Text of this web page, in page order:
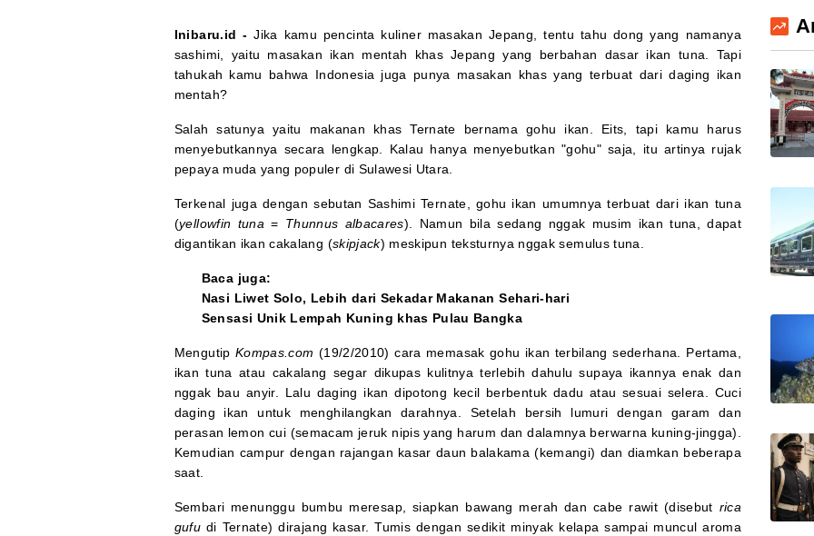
Inibaru.id - Jika kamu pencinta kuliner masakan Jepang, tentu tahu dong yang namanya
sashimi, yaitu masakan ikan mentah khas Jepang yang berbahan dasar ikan tuna. Tapi
tahukah kamu bahwa Indonesia juga punya masakan khas yang terbuat dari daging ikan
mentah?
Salah satunya yaitu makanan khas Ternate bernama gohu ikan. Eits, tapi kamu harus
menyebutkannya secara lengkap. Kalau hanya menyebutkan "gohu" saja, itu artinya rujak
pepaya muda yang populer di Sulawesi Utara.
Terkenal juga dengan sebutan Sashimi Ternate, gohu ikan umumnya terbuat dari ikan tuna
(yellowfin tuna = Thunnus albacares). Namun bila sedang nggak musim ikan tuna, dapat
digantikan ikan cakalang (skipjack) meskipun teksturnya nggak semulus tuna.
Baca juga:
Nasi Liwet Solo, Lebih dari Sekadar Makanan Sehari-hari
Sensasi Unik Lempah Kuning khas Pulau Bangka
MengutipKompas.com (19/2/2010) cara memasak gohu ikan terbilang sederhana. Pertama,
ikan tuna atau cakalang segar dikupas kulitnya terlebih dahulu supaya ikannya enak dan
nggak bau anyir. Lalu daging ikan dipotong kecil berbentuk dadu atau sesuai selera. Cuci
daging ikan untuk menghilangkan darahnya. Setelah bersih lumuri dengan garam dan
perasan lemon cui (semacam jeruk nipis yang harum dan dalamnya berwarna kuning-jingga).
Kemudian campur dengan rajangan kasar daun balakama (kemangi) dan diamkan beberapa
saat.
Sembari menunggu bumbu meresap, siapkan bawang merah dan cabe rawit (disebut rica
gufu di Ternate) dirajang kasar. Tumis dengan sedikit minyak kelapa sampai muncul aroma